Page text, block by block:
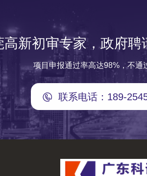
新初审专家，政府聘
项目申报通过率高达98%，不通
联系电话：189-